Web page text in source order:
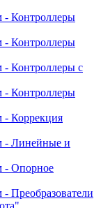
- Контроллеры
- Контроллеры
- Контроллеры с
- Контроллеры
- Коррекция
- Линейные и
- Опорное
Преобразователи